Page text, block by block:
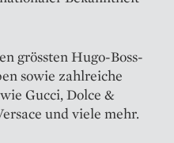
grössten Hugo-Boss-
sowie zahlreiche
Gucci, Dolce &
und viele mehr.